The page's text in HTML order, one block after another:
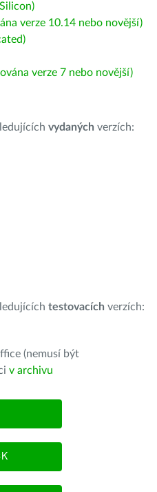
verze 10.14 nebo novější)
verze 7 nebo novější)
vydaných verzích:
testovacích verzích:
(nemusí být
v archivu